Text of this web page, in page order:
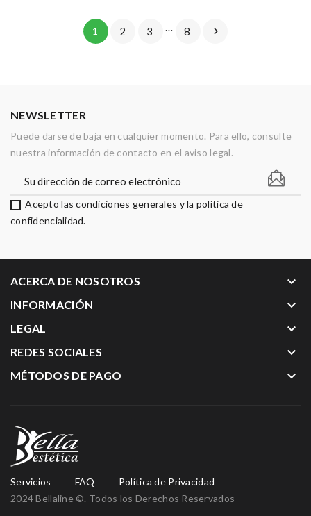
1 2 3 … 8 
NEWSLETTER
Puede darse de baja en cualquier momento. Para ello, consulte
nuestra información de contacto en el aviso legal.
Acepto las condiciones generales y la política de
confidencialidad.
ACERCA DE NOSOTROS keyboard_arrow_down
INFORMACIÓN keyboard_arrow_down
LEGAL keyboard_arrow_down
REDES SOCIALES keyboard_arrow_down
MÉTODOS DE PAGO keyboard_arrow_down
Servicios FAQ
Política de Privacidad
2024 Bellaline ©. Todos los Derechos Reservados